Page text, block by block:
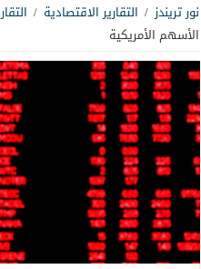
نور تريندز / التقارير الاقتصادية /
الأسهم الأمريكية